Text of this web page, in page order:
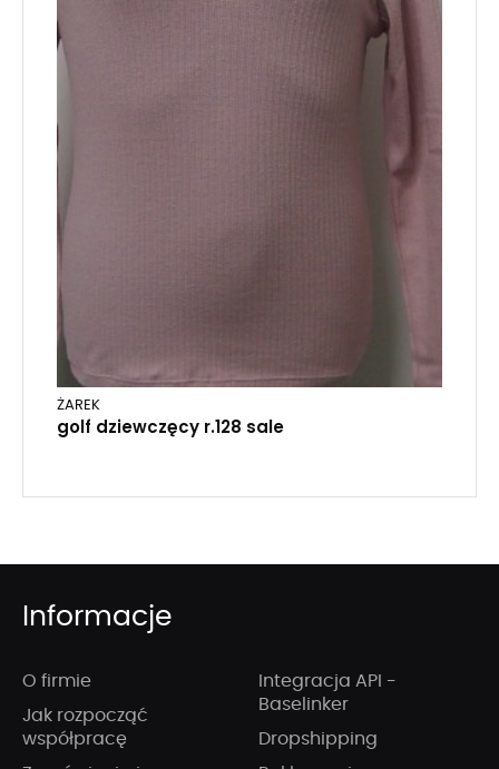
ŻAREK
golf dziewczęcy r.128 sale
Informacje
O firmie
Jak rozpocząć
współpracę
Integracja API -
Baselinker
Dropshipping